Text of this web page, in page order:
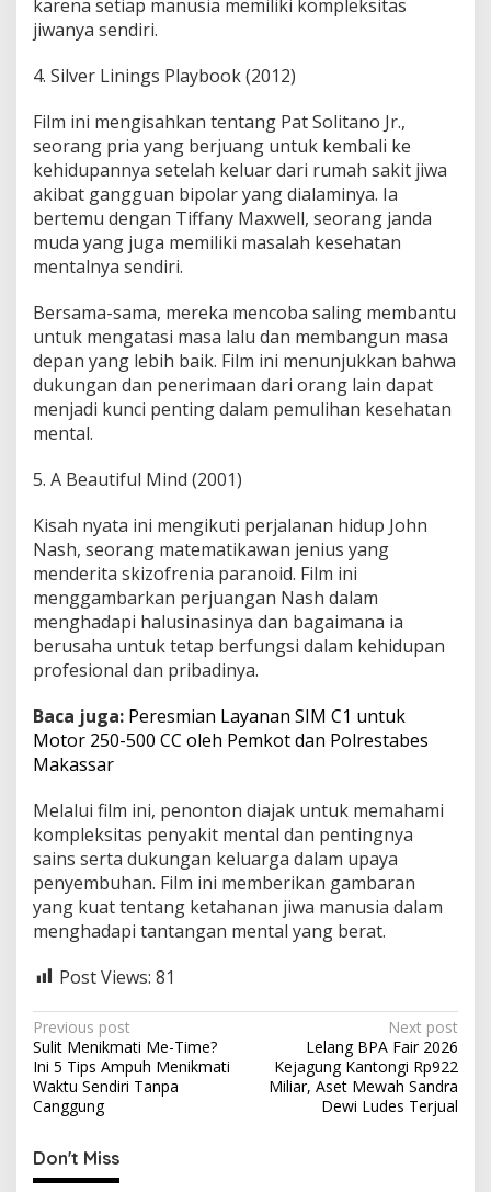
karena setiap manusia memiliki kompleksitas
jiwanya sendiri.
4. Silver Linings Playbook (2012)
Film ini mengisahkan tentang Pat Solitano Jr.,
seorang pria yang berjuang untuk kembali ke
kehidupannya setelah keluar dari rumah sakit jiwa
akibat gangguan bipolar yang dialaminya. Ia
bertemu dengan Tiffany Maxwell, seorang janda
muda yang juga memiliki masalah kesehatan
mentalnya sendiri.
Bersama-sama, mereka mencoba saling membantu
untuk mengatasi masa lalu dan membangun masa
depan yang lebih baik. Film ini menunjukkan bahwa
dukungan dan penerimaan dari orang lain dapat
menjadi kunci penting dalam pemulihan kesehatan
mental.
5. A Beautiful Mind (2001)
Kisah nyata ini mengikuti perjalanan hidup John
Nash, seorang matematikawan jenius yang
menderita skizofrenia paranoid. Film ini
menggambarkan perjuangan Nash dalam
menghadapi halusinasinya dan bagaimana ia
berusaha untuk tetap berfungsi dalam kehidupan
profesional dan pribadinya.
Baca juga: Peresmian Layanan SIM C1 untuk
Motor 250-500 CC oleh Pemkot dan Polrestabes
Makassar
Melalui film ini, penonton diajak untuk memahami
kompleksitas penyakit mental dan pentingnya
sains serta dukungan keluarga dalam upaya
penyembuhan. Film ini memberikan gambaran
yang kuat tentang ketahanan jiwa manusia dalam
menghadapi tantangan mental yang berat.
Post Views: 81
P
o
s
n
Previous post
Sulit Menikmati Me-Time?
Ini 5 Tips Ampuh Menikmati
Waktu Sendiri Tanpa
Canggung
Next post
Lelang BPA Fair 2026
Kejagung Kantongi Rp922
Miliar, Aset Mewah Sandra
Dewi Ludes Terjual
Don't Miss